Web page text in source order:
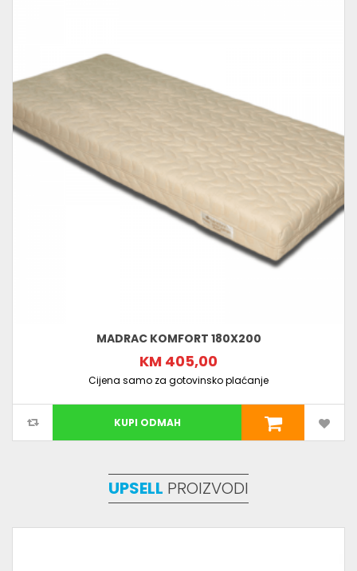
MADRAC KOMFORT 180X200
KM 405,00
Cijena samo za gotovinsko plaćanje
KUPI ODMAH
UPSELL PROIZVODI